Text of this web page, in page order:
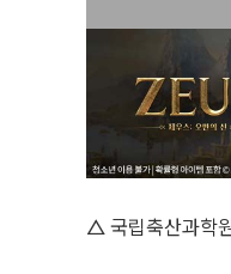
△ 국립축산과학